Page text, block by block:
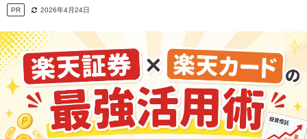
PR 2026年4月24日